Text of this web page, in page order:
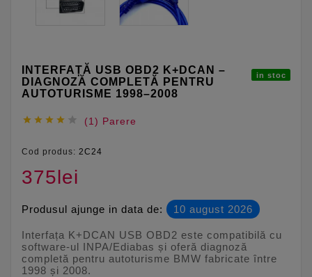
INTERFAȚĂ USB OBD2 K+DCAN –
DIAGNOZĂ COMPLETĂ PENTRU
AUTOTURISME 1998–2008
in stoc
     (1) Parere
Cod produs: 2C24
375lei
Produsul ajunge in data de: 10 august 2026
Interfața K+DCAN USB OBD2 este compatibilă cu
software-ul INPA/Ediabas și oferă diagnoză
completă pentru autoturisme BMW fabricate între
1998 și 2008.